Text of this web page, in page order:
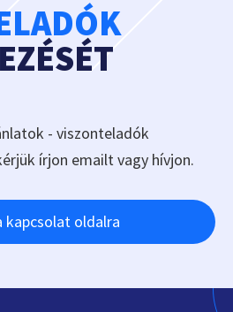
- viszonteladók
írjon emailt vagy hívjon.
kapcsolat oldalra